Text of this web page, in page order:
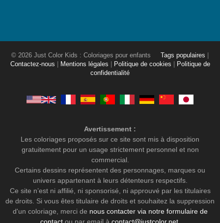
© 2026 Just Color Kids : Coloriages pour enfants Tags populaires
Contactez-nous
Mentions légales Politique de cookies
Politique de
confidentialité
Avertissement :
Les coloriages proposés sur ce site sont mis à disposition
gratuitement pour un usage strictement personnel et non
commercial.
Certains dessins représentent des personnages, marques ou
univers appartenant à leurs détenteurs respectifs.
Ce site n’est ni affilié, ni sponsorisé, ni approuvé par les titulaires
de droits. Si vous êtes titulaire de droits et souhaitez la suppression
d'un coloriage, merci de nous contacter via notre formulaire de